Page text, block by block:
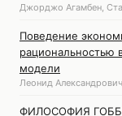
Джорджо Агамбен,
Поведение
рациональностью
модели
Леонид
ФИЛОСОФИЯ